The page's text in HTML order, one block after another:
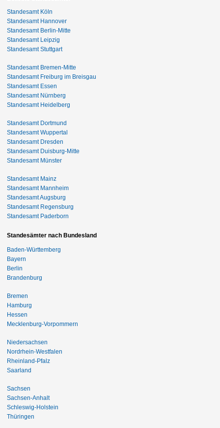
Standesamt Köln
Standesamt Hannover
Standesamt Berlin-Mitte
Standesamt Leipzig
Standesamt Stuttgart
Standesamt Bremen-Mitte
Standesamt Freiburg im Breisgau
Standesamt Essen
Standesamt Nürnberg
Standesamt Heidelberg
Standesamt Dortmund
Standesamt Wuppertal
Standesamt Dresden
Standesamt Duisburg-Mitte
Standesamt Münster
Standesamt Mainz
Standesamt Mannheim
Standesamt Augsburg
Standesamt Regensburg
Standesamt Paderborn
Standesämter nach Bundesland
Baden-Württemberg
Bayern
Berlin
Brandenburg
Bremen
Hamburg
Hessen
Mecklenburg-Vorpommern
Niedersachsen
Nordrhein-Westfalen
Rheinland-Pfalz
Saarland
Sachsen
Sachsen-Anhalt
Schleswig-Holstein
Thüringen